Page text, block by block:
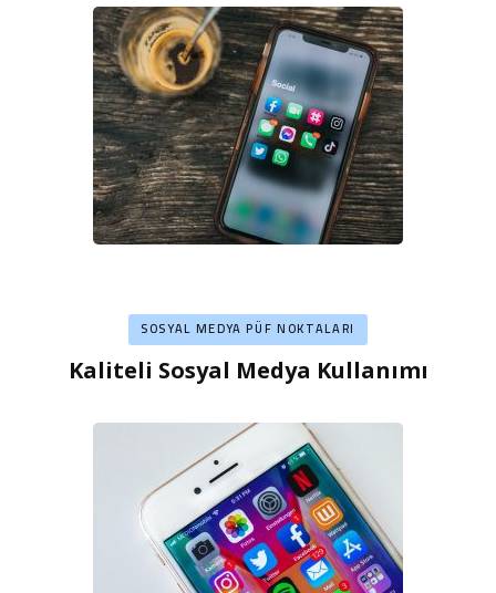
SOSYAL MEDYA PÜF NOKTALARI
Kaliteli Sosyal Medya Kullanımı